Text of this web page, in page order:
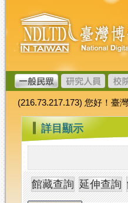
跳
到
主
要
內
容
臺
灣
博
碩
士
論
文
加
值
系
統
(216.73.217.173) 您好！臺
::: 詳目顯示